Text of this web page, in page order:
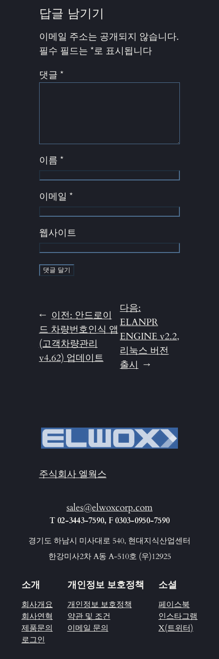
답글 남기기
이메일 주소는 공개되지 않습니다.
필수 필드는 *로 표시됩니다
댓글 *
이름 *
이메일 *
웹사이트
← 이전: 안드로이
드 차량번호인식 앱
(고객차량관리
v4.62) 업데이트
다음:
ELANPR
ENGINE v2.2,
리눅스 버전
출시 →
주식회사 엘웍스
sales@elwoxcorp.com
T 02-3443-7590, F 0303-0950-7590
경기도 하남시 미사대로 540, 현대지식산업센터
한강미사2차 A동 A-510호 (우)12925
소개
회사개요
회사연혁
제품문의
로그인
개인정보 보호정책
개인정보 보호정책
약관 및 조건
이메일 문의
소셜
페이스북
인스타그램
X(트위터)